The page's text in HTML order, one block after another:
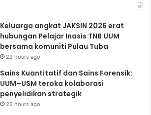
Keluarga angkat JAKSIN 2026 erat
hubungan Pelajar Inasis TNB UUM
bersama komuniti Pulau Tuba
22 hours ago
Sains Kuantitatif dan Sains Forensik:
UUM–USM teroka kolaborasi
penyelidikan strategik
22 hours ago